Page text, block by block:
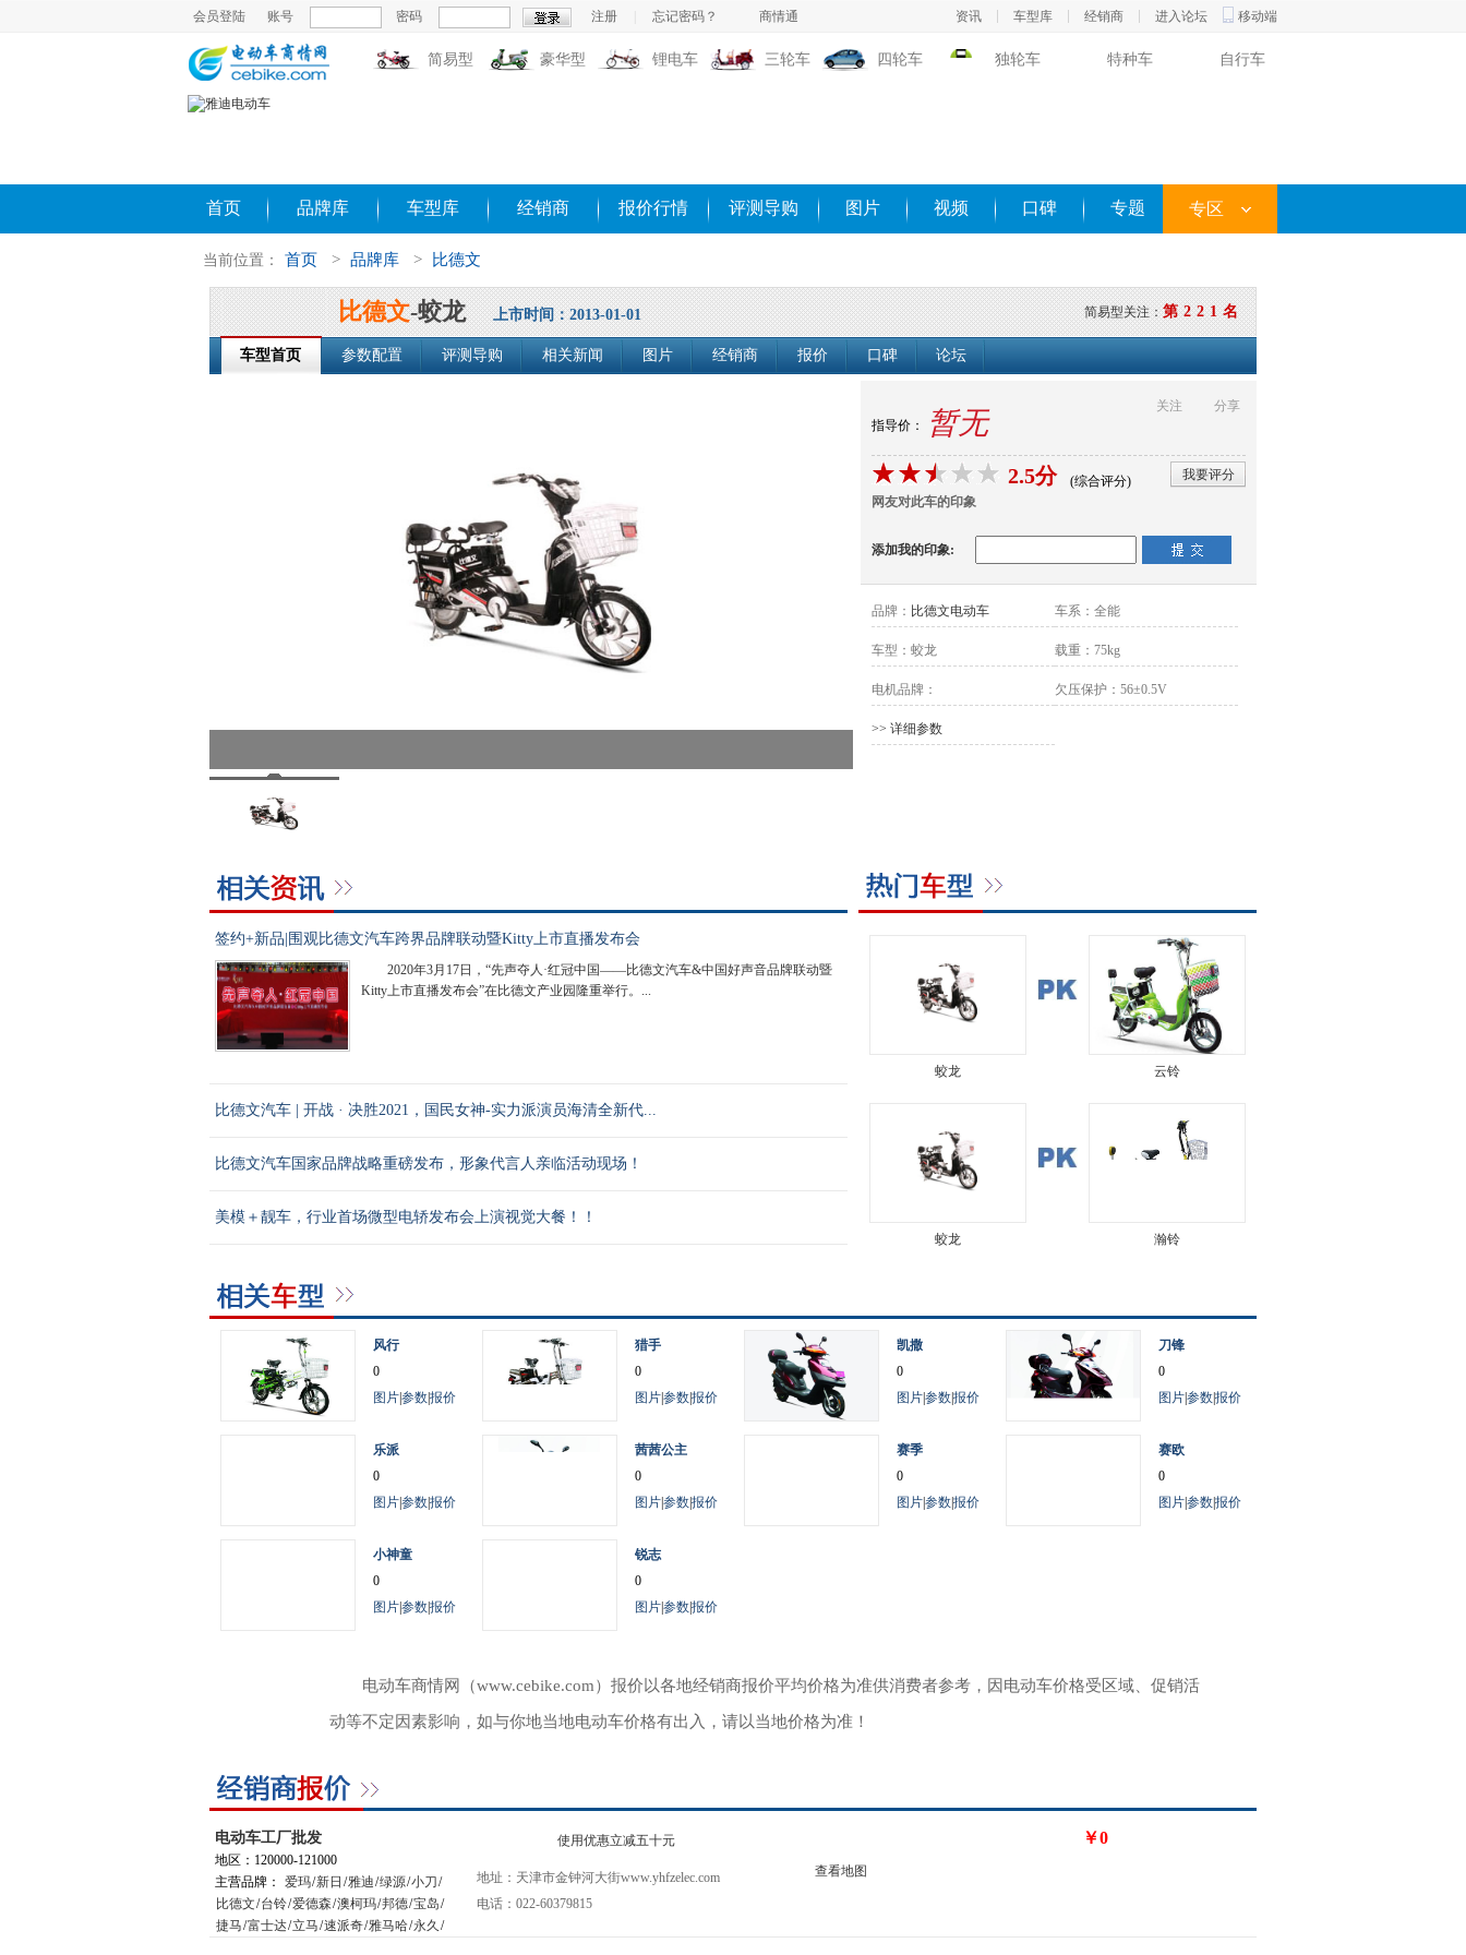
资讯 车型库 经销商 进入论坛 移动端
会员登陆 账号 密码 注册 忘记密码？ 商情通
简易型 豪华型 锂电车 三轮车 四轮车 独轮车 特种车 自行车
首页 品牌库 车型库 经销商 报价行情 评测导购 图片 视频 口碑 专题 专区
当前位置： 首页 > 品牌库 > 比德文
简易型关注：第221名
比德文-蛟龙 上市时间：2013-01-01
车型首页 参数配置 评测导购 相关新闻 图片 经销商 报价 口碑 论坛
指导价： 暂无 关注 分享
2.5分 (综合评分)
我要评分
网友对此车的印象
添加我的印象:
品牌： 比德文电动车 车系： 全能
车型： 蛟龙 载重： 75kg
电机品牌： 欠压保护： 56±0.5V
>> 详细参数
签约+新品|围观比德文汽车跨界品牌联动暨Kitty上市直播发布会
2020年3月17日，“先声夺人·红冠中国——比德文汽车&中国好声音品牌联动暨
Kitty上市直播发布会”在比德文产业园隆重举行。...
比德文汽车 | 开战 · 决胜2021，国民女神-实力派演员海清全新代...
比德文汽车国家品牌战略重磅发布，形象代言人亲临活动现场！
美模＋靓车，行业首场微型电轿发布会上演视觉大餐！！
蛟龙 云铃
蛟龙 瀚铃
风行
0
图片参数报价
猎手
0
图片参数报价
凯撒
0
图片参数报价
刀锋
0
图片参数报价
乐派
0
图片参数报价
茜茜公主
0
图片参数报价
赛季
0
图片参数报价
赛欧
0
图片参数报价
小神童
0
图片参数报价
锐志
0
图片参数报价
电动车商情网（www.cebike.com）报价以各地经销商报价平均价格为准供消费者参考，因电动车价格受区域、促销活
动等不定因素影响，如与你地当地电动车价格有出入，请以当地价格为准！
电动车工厂批发
地区：120000-121000
主营品牌： 爱玛/新日 /雅迪/绿源/小刀/
比德文/台铃/爱德森/澳柯玛/邦德/宝岛/
捷马/富士达/立马/速派奇/雅马哈/永久 /
使用优惠立减五十元
地址：天津市金钟河大街www.yhfzelec.com
电话：022-60379815
查看地图
￥0